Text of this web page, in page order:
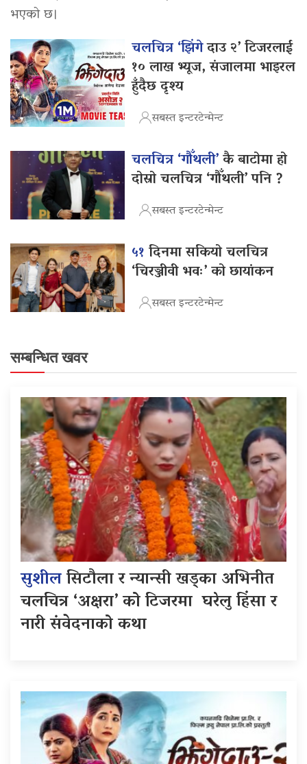
भएको छ।
चलचित्र ‘झिंगेदाउ २’ टिजरलाई
१० लाख भ्यूज, संजालमा भाइरल
हुँदैछ दृश्य
सबस्त इन्टरटेन्मेन्ट
चलचित्र ‘गौँथली’कै बाटोमा हो
दोस्रो चलचित्र ‘गौँथली’ पनि ?
सबस्त इन्टरटेन्मेन्ट
५१दिनमा सकियो चलचित्र
‘चिरञ्जीवी भवः’ को छायांकन
सबस्त इन्टरटेन्मेन्ट
सम्बन्धित खवर
सुशीलसिटौला र न्यान्सी खड्का अभिनीत
चलचित्र ‘अक्षरा’ को टिजरमा घरेलु हिंसा र
नारी संवेदनाको कथा